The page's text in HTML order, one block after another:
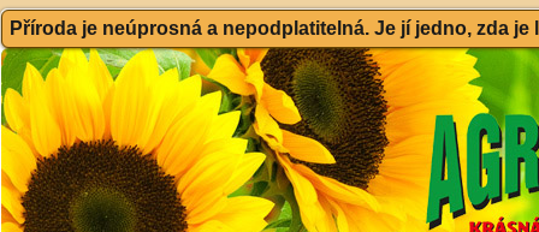
Příroda je neúprosná a nepodplatitelná. Je jí jedno, zda